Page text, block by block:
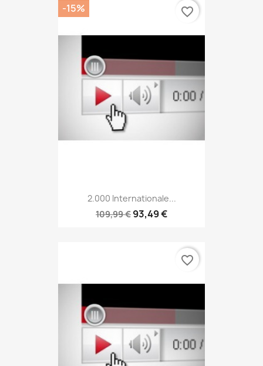
2.000 Internationale...
109,99 € 93,49 €
-15% favorite_border
favorite_border